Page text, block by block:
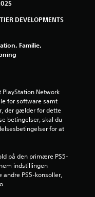
r
f
r
a
DEVELOPMENTS
Familie,
Network
for software samt
der gælder for dette
betingelser, skal du
for at
på den primære PS5-
indstillingen
andre PS5-konsoller,